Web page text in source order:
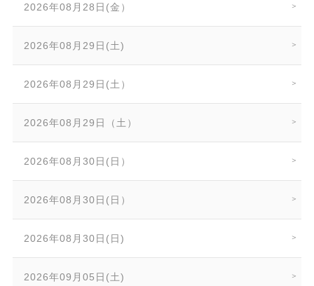
2026年08月28日(金）
2026年08月29日(土)
2026年08月29日(土）
2026年08月29日（土）
2026年08月30日(日）
2026年08月30日(日）
2026年08月30日(日)
2026年09月05日(土)